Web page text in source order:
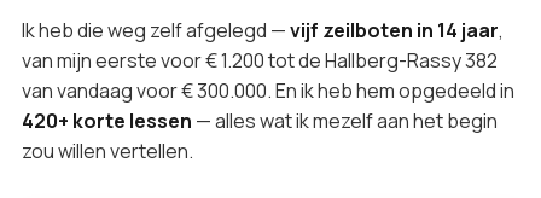
Ik heb die weg zelf afgelegd —vijf zeilboten in 14 jaar,
van mijn eerste voor € 1.200 tot de Hallberg-Rassy 382
van vandaag voor € 300.000. En ik heb hem opgedeeld in
420+ korte lessen — alles wat ik mezelf aan het begin
zou willen vertellen.